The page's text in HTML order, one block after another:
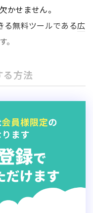
かせません。
る無料ツールである広
る方法
スするために、まず
ょう。